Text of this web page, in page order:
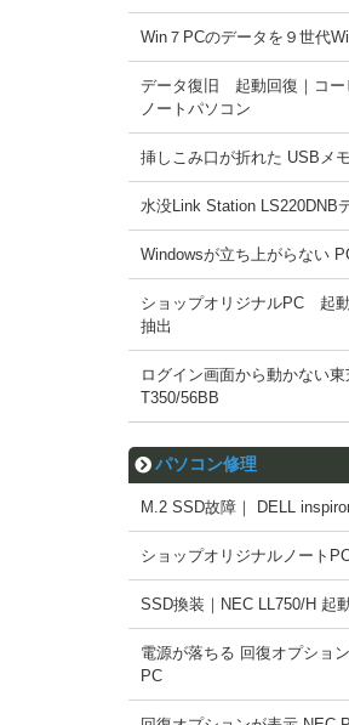
Win７PCのデータを９世代
データ復旧 起動回復｜コー
ノートパソコン
挿しこみ口が折れた USBメ
水没Link Station LS220DNB
Windowsが立ち上がらない
ショップオリジナルPC 起
抽出
ログイン画面から動かない
T350/56BB
パソコン修理
M.2 SSD故障｜ DELL
ショップオリジナルノート
SSD換装｜NEC LL750/H 起
電源が落ちる 回復オプショ
PC